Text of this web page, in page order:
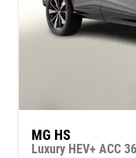
MG HS
Luxury HEV+ ACC